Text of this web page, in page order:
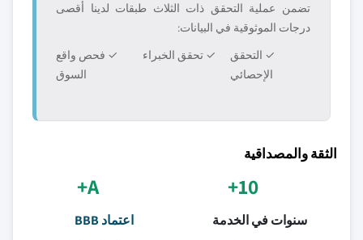
تضمن عملية التحقق ذات الثلاث طبقات لدينا أقصى
درجات الموثوقية في البيانات:
✓ التحقق
الإحصائي
✓ تحقق الخبراء
✓ فحص واقع
السوق
الثقة والمصداقية
10+
سنوات في الخدمة
A+
اعتماد BBB